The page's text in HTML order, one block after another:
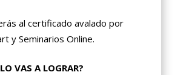
al certificado avalado por
y Seminarios Online.
VAS A LOGRAR?